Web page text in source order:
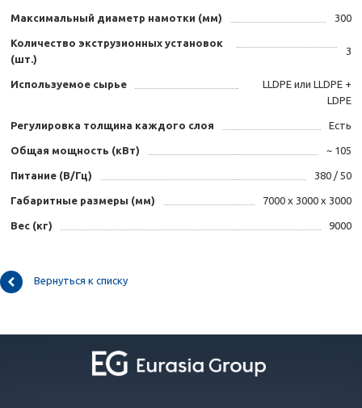
Максимальный диаметр намотки (мм) 300
Количество экструзионных установок
(шт.)
3
Используемое сырье
LLDPE или LLDPE +
LDPE
Регулировка толщина каждого слоя Есть
Общая мощность (кВт) ~ 105
Питание (В/Гц) 380 / 50
Габаритные размеры (мм) 7000 х 3000 х 3000
Вес (кг) 9000
Вернуться к списку